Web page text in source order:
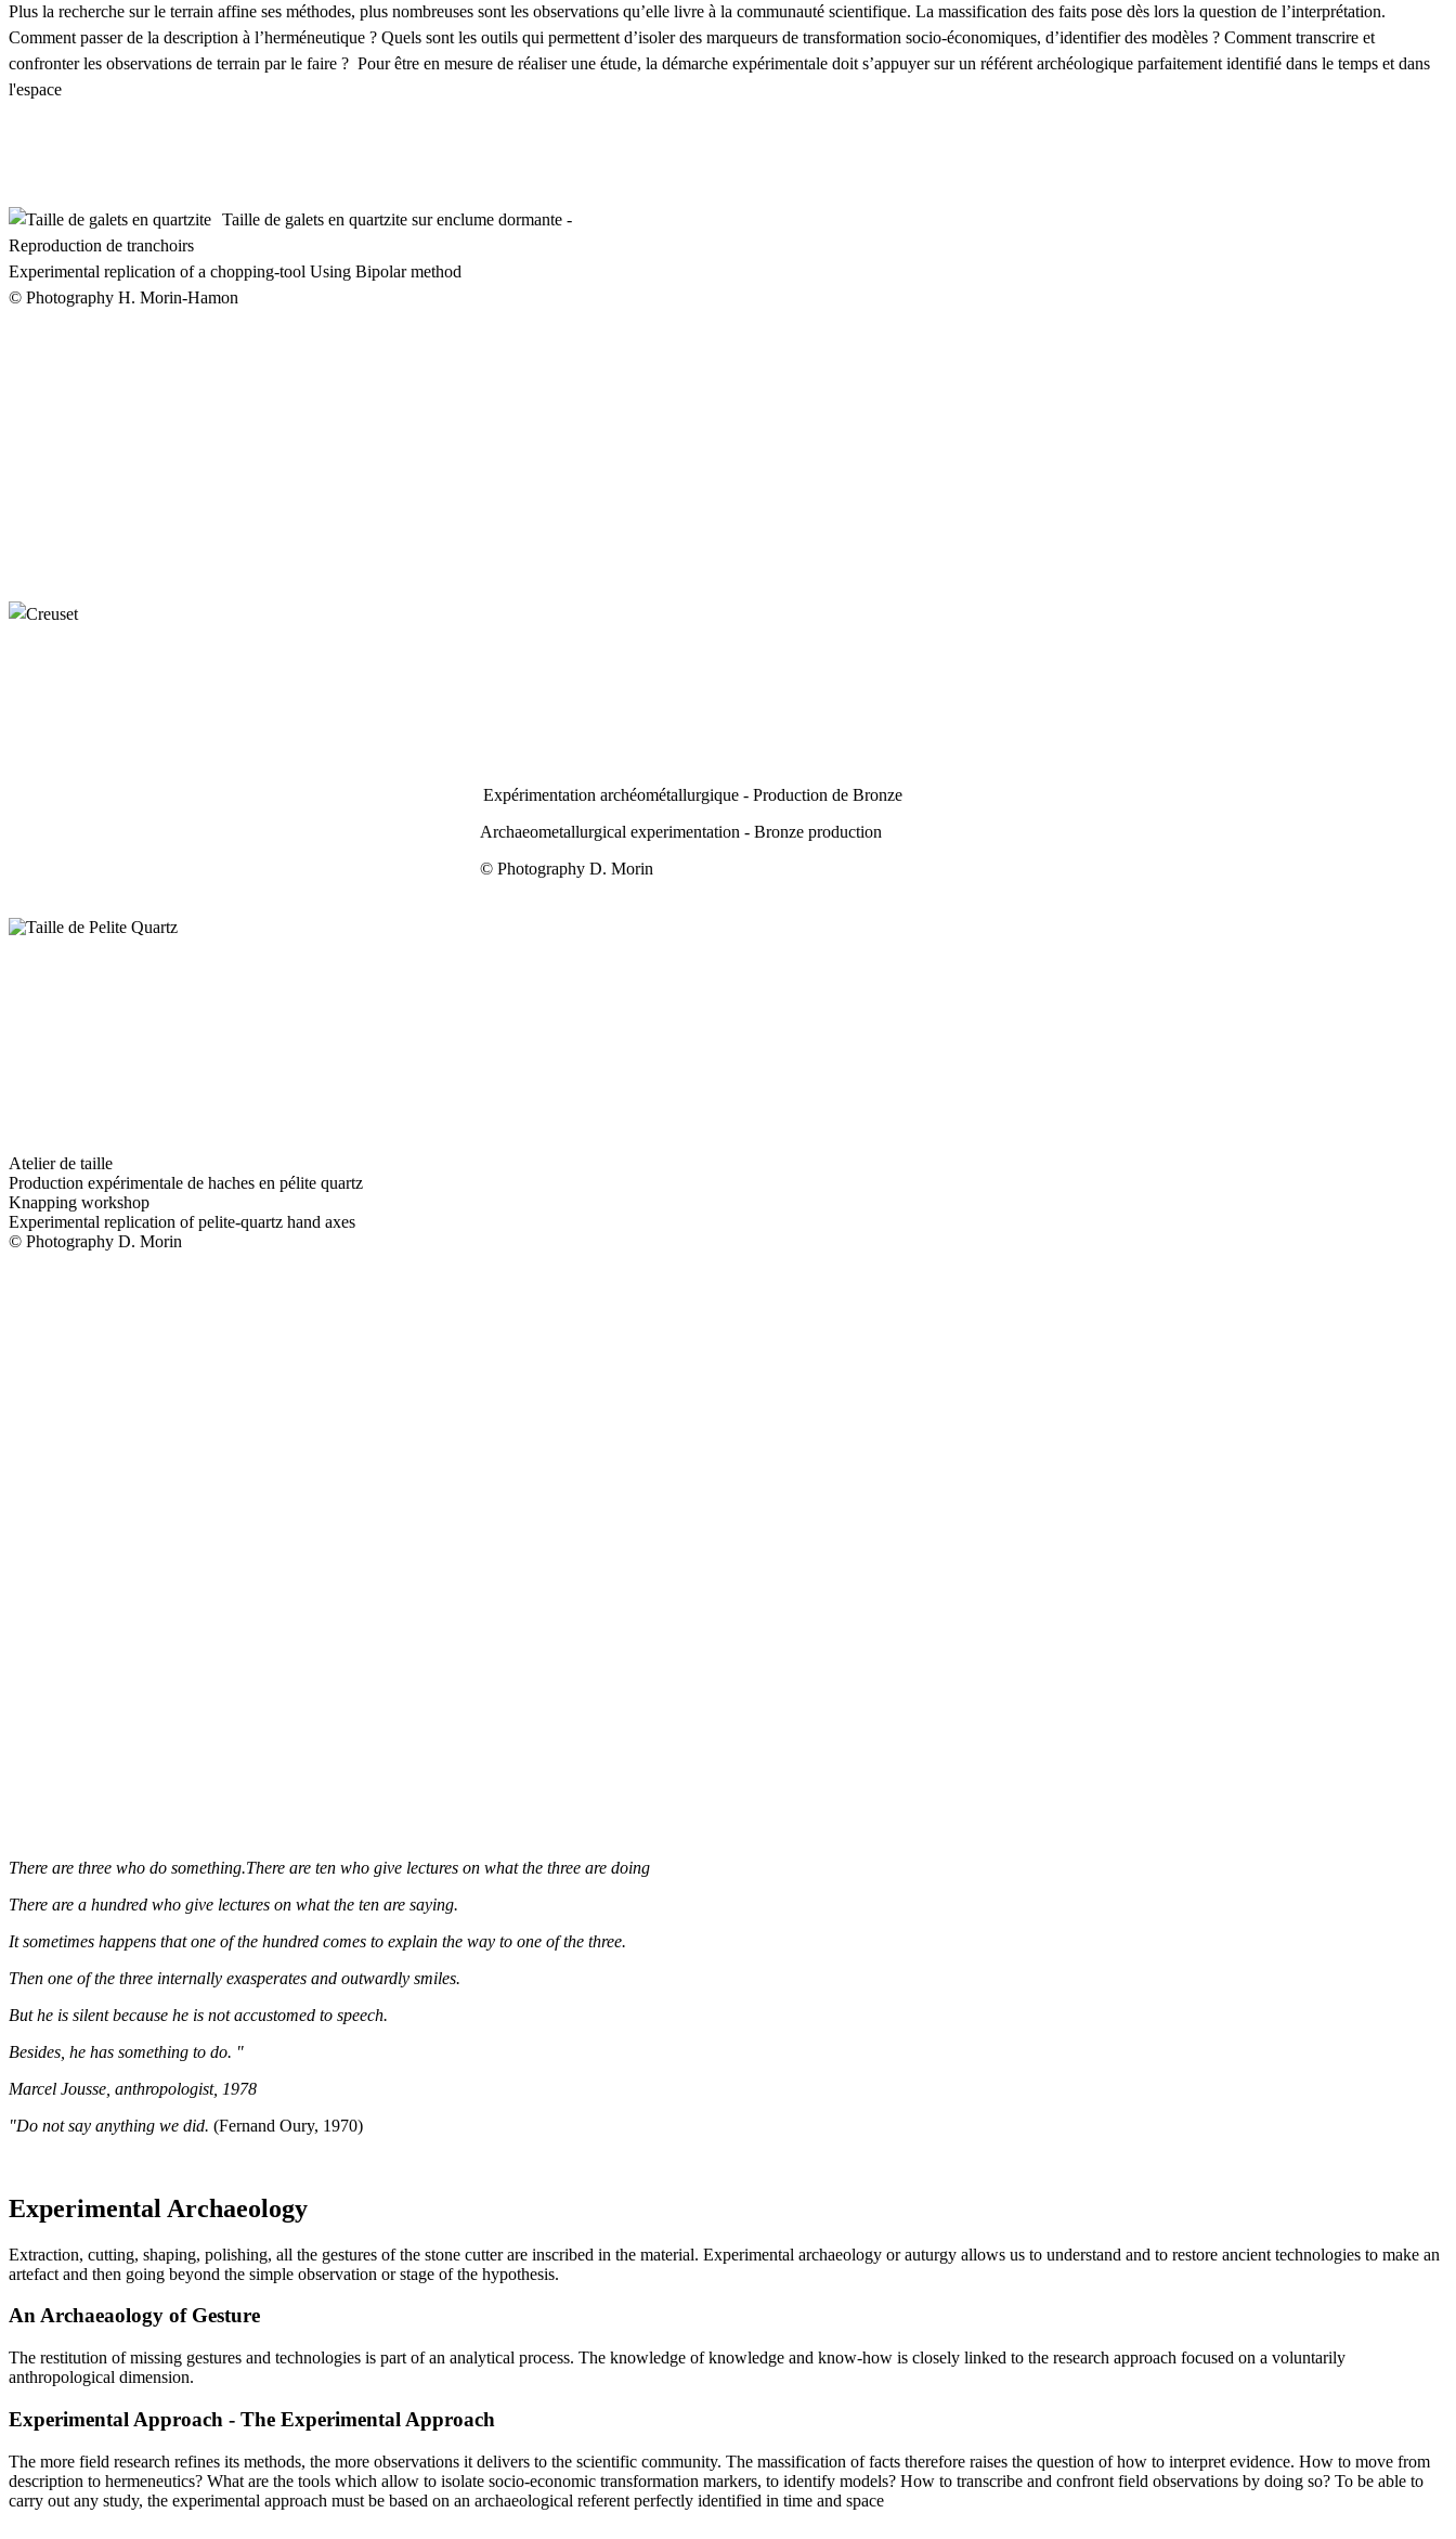
Plus la recherche sur le terrain affine ses méthodes, plus nombreuses sont les observations qu’elle livre à la communauté scientifique. La massification des faits pose dès lors la question de l’interprétation.
Comment passer de la description à l’herméneutique ? Quels sont les outils qui permettent d’isoler des marqueurs de transformation socio-économiques, d’identifier des modèles ? Comment transcrire et
confronter les observations de terrain par le faire ? Pour être en mesure de réaliser une étude, la démarche expérimentale doit s’appuyer sur un référent archéologique parfaitement identifié dans le temps et dans
l'espace
Taille de galets en quartzite sur enclume dormante -
Reproduction de tranchoirs
Experimental replication of a chopping-tool Using Bipolar method
© Photography H. Morin-Hamon
Expérimentation archéométallurgique - Production de Bronze
Archaeometallurgical experimentation - Bronze production
© Photography D. Morin
Atelier de taille
Production expérimentale de haches en pélite quartz
Knapping workshop
Experimental replication of pelite-quartz hand axes
© Photography D. Morin
There are three who do something.There are ten who give lectures on what the three are doing
There are a hundred who give lectures on what the ten are saying.
It sometimes happens that one of the hundred comes to explain the way to one of the three.
Then one of the three internally exasperates and outwardly smiles.
But he is silent because he is not accustomed to speech.
Besides, he has something to do. "
Marcel Jousse, anthropologist, 1978
"Do not say anything we did. (Fernand Oury, 1970)
Experimental Archaeology
Extraction, cutting, shaping, polishing, all the gestures of the stone cutter are inscribed in the material. Experimental archaeology or auturgy allows us to understand and to restore ancient technologies to make an
artefact and then going beyond the simple observation or stage of the hypothesis.
An Archaeaology of Gesture
The restitution of missing gestures and technologies is part of an analytical process. The knowledge of knowledge and know-how is closely linked to the research approach focused on a voluntarily
anthropological dimension.
Experimental Approach - The Experimental Approach
The more field research refines its methods, the more observations it delivers to the scientific community. The massification of facts therefore raises the question of how to interpret evidence. How to move from
description to hermeneutics? What are the tools which allow to isolate socio-economic transformation markers, to identify models? How to transcribe and confront field observations by doing so? To be able to
carry out any study, the experimental approach must be based on an archaeological referent perfectly identified in time and space